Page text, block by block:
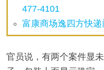
477-4101
富康商场逸四方快递
官员说，有两个案件显